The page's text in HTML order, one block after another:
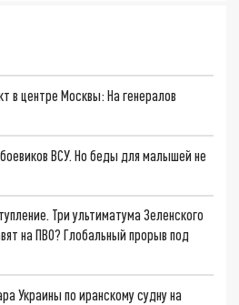
в центре Москвы: На генералов
ВСУ. Но беды для малышей не
Три ультиматума Зеленского
на ПВО? Глобальный прорыв под
Украины по иранскому судну на